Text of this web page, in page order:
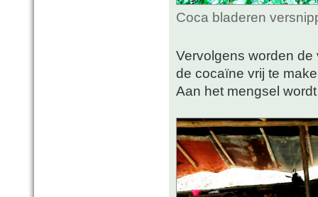
Coca bladeren
Vervolgens worden
de cocaïne vrij te
Aan het mengsel